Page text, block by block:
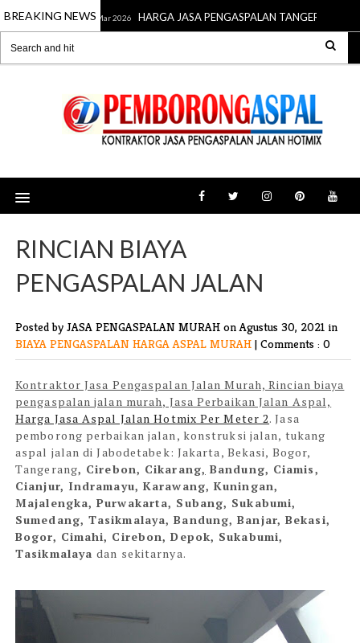
BREAKING NEWS
METER 15 Mar 2026 HARGA JASA PENGASPALAN TANGERANG PER
RINCIAN BIAYA
PENGASPALAN JALAN
Posted by JASA PENGASPALAN MURAH on Agustus 30, 2021 in
BIAYA PENGASPALAN HARGA ASPAL MURAH | Comments : 0
Kontraktor Jasa Pengaspalan Jalan Murah, Rincian biaya
pengaspalan jalan murah, Jasa Perbaikan Jalan Aspal,
Harga Jasa Aspal Jalan Hotmix Per Meter 2. Jasa
pemborong perbaikan jalan, konstruksi jalan, tukang
aspal jalan di Jabodetabek: Jakarta, Bekasi, Bogor,
Tangerang, Cirebon, Cikarang, Bandung, Ciamis,
Cianjur, Indramayu, Karawang, Kuningan,
Majalengka, Purwakarta, Subang, Sukabumi,
Sumedang, Tasikmalaya, Bandung, Banjar, Bekasi,
Bogor, Cimahi, Cirebon, Depok, Sukabumi,
Tasikmalayadan sekitarnya.